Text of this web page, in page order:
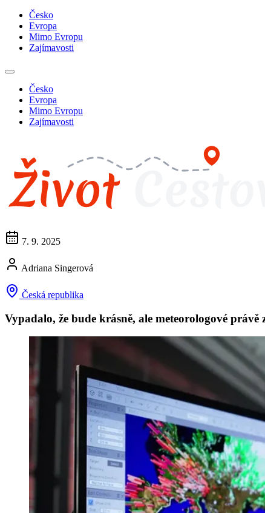
Česko
Evropa
Mimo Evropu
Zajímavosti
Česko
Evropa
Mimo Evropu
Zajímavosti
7. 9. 2025
Adriana Singerová
Česká republika
Vypadalo, že bude krásně, ale meteorologové